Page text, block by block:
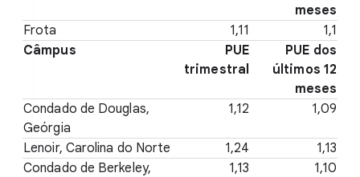
meses
Frota
1,11
1,1
Câmpus
PUE
trimestral
PUE dos
últimos 12
meses
Condado de Douglas,
Geórgia
1,12 1,09
Lenoir, Carolina do Norte 1,24
1,13
Condado de Berkeley,
1,13 1,10